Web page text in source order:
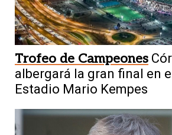
Trofeo de Campeones
albergará la gran final en el
Estadio Mario Kempes